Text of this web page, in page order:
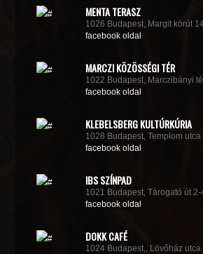
MENTA TERASZ
1026 Budapest, Margit körút
facebook oldal
MARCZI KÖZÖSSÉGI TÉR
1022 Budapest, Marczibányi
facebook oldal
KLEBELSBERG KULTÚRKÚRIA
1028 Budapest, Templom utca
facebook oldal
IBS SZÍNPAD
1021 Budapest, Tárogató út 2-
facebook oldal
DOKK CAFÉ
1024 Budapest,, Lövőház utca